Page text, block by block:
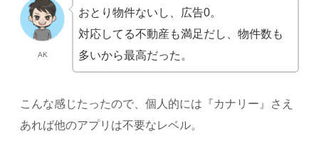
AK
おとり物件ないし、広告0。
対応してる不動産も満足だし、物件数も
多いから最高だった。
こんな感じたったので、個人的には『カナリー』さえ
あれば他のアプリは不要なレベル。